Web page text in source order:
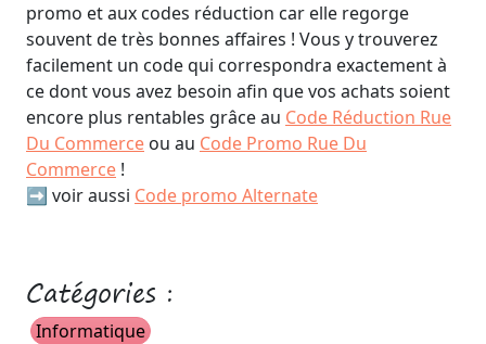
promo et aux codes réduction car elle regorge
souvent de très bonnes affaires ! Vous y trouverez
facilement un code qui correspondra exactement à
ce dont vous avez besoin afin que vos achats soient
encore plus rentables grâce au Code Réduction Rue
Du Commerce ou au Code Promo Rue Du
Commerce !
➡️ voir aussi Code promo Alternate
Catégories :
Informatique